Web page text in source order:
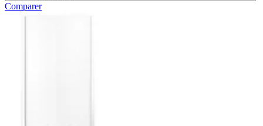
Comparer